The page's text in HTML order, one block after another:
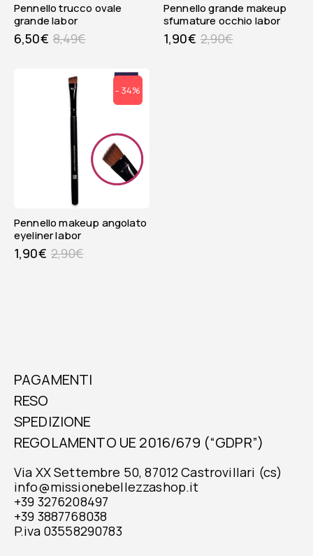
pennello trucco ovale
grande labor
8,49€
6,50€
pennello grande makeup
sfumature occhio labor
2,90€
1,90€
- 34%
pennello makeup angolato
eyeliner labor
2,90€
1,90€
PAGAMENTI
RESO
SPEDIZIONE
REGOLAMENTO UE 2016/679 (“GDPR”)
Via XX Settembre 50, 87012 Castrovillari (cs)
info@missionebellezzashop.it
+39 3276208497
+39 3887768038
P.iva 03558290783